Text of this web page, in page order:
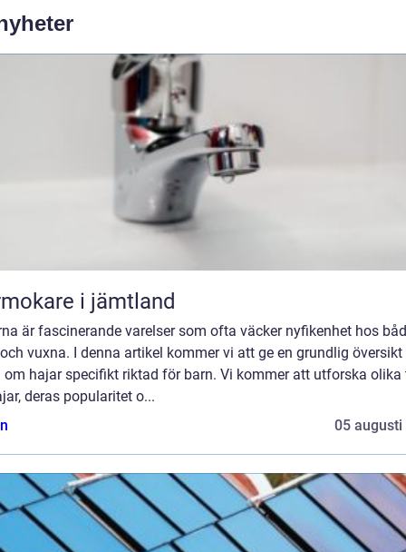
i jämtland
är fascinerande varelser som ofta väcker nyfikenhet hos
vuxna. I denna artikel kommer vi att ge en grundlig översikt
hajar specifikt riktad för barn. Vi kommer att utforska olika
deras popularitet o...
05 augusti